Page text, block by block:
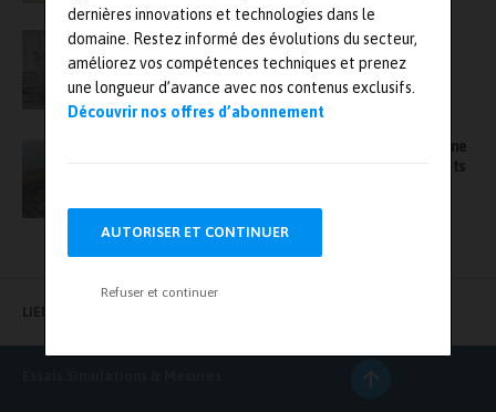
dernières innovations et technologies dans le
domaine. Restez informé des évolutions du secteur,
améliorez vos compétences techniques et prenez
une longueur d’avance avec nos contenus exclusifs.
Découvrir nos offres d’abonnement
AUTORISER ET CONTINUER
Refuser et continuer
Analyse vibratoire : Air France Industries
optimise son banc de mesure Zephyr avec le
système Tescia
L’ASTE organise le 28 novembre, à Cannes, une
journée technique sur les dysfonctionnements
LIENS UTILES